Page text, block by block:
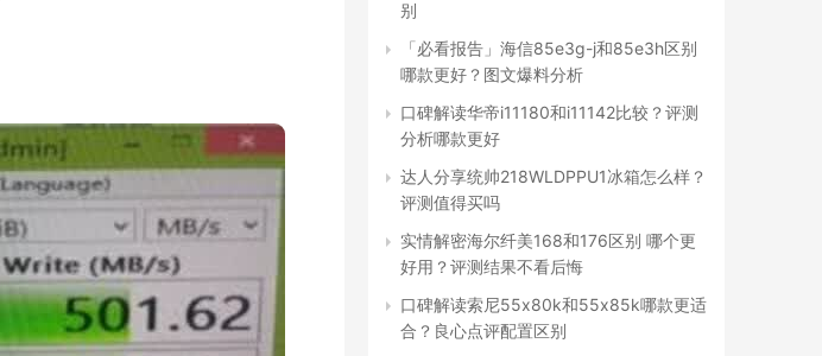
别
「必看报告」海信85e3g-j和85e3h区别
哪款更好？图文爆料分析
口碑解读华帝i11180和i11142比较？评测
分析哪款更好
达人分享统帅218WLDPPU1冰箱怎么样？
评测值得买吗
实情解密海尔纤美168和176区别 哪个更
好用？评测结果不看后悔
口碑解读索尼55x80k和55x85k哪款更适
合？良心点评配置区别